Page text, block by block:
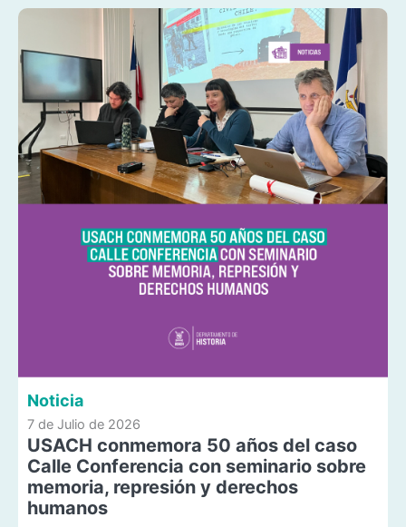
Noticia
7 de Julio de 2026
USACH conmemora 50 años del caso
Calle Conferencia con seminario sobre
memoria, represión y derechos
humanos